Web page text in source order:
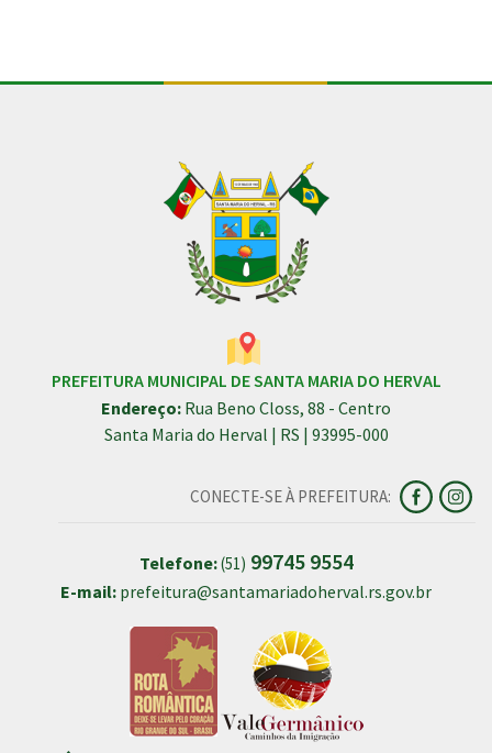
PREFEITURA MUNICIPAL DE SANTA MARIA DO HERVAL
Endereço: Rua Beno Closs, 88 - Centro
Santa Maria do Herval | RS | 93995-000
CONECTE-SE À PREFEITURA:
Telefone:(51) 99745 9554
E-mail: prefeitura@santamariadoherval.rs.gov.br